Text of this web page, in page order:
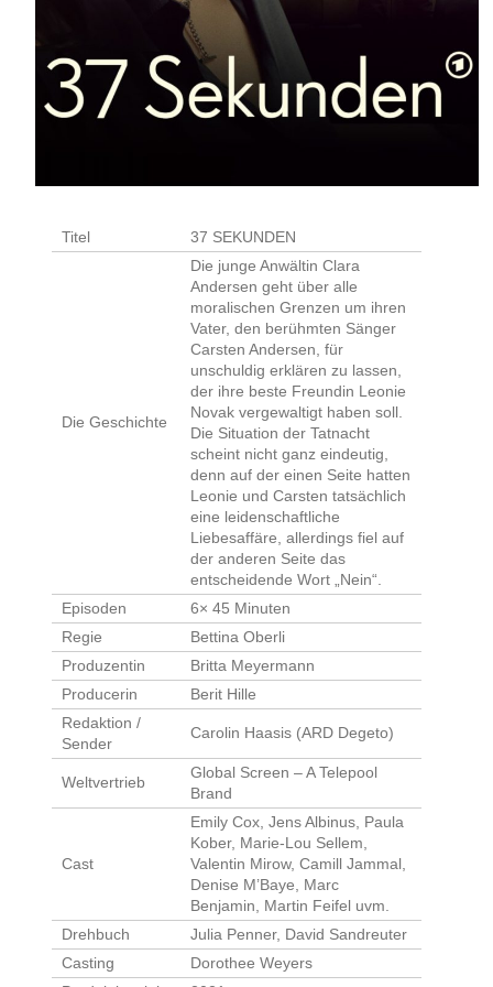
Titel 37 SEKUNDEN
Die Geschichte
Die junge Anwältin Clara
Andersen geht über alle
moralischen Grenzen um ihren
Vater, den berühmten Sänger
Carsten Andersen, für
unschuldig erklären zu lassen,
der ihre beste Freundin Leonie
Novak vergewaltigt haben soll.
Die Situation der Tatnacht
scheint nicht ganz eindeutig,
denn auf der einen Seite hatten
Leonie und Carsten tatsächlich
eine leidenschaftliche
Liebesaffäre, allerdings fiel auf
der anderen Seite das
entscheidende Wort „Nein“.
Episoden
6× 45 Minuten
Regie
Bettina Oberli
Produzentin
Britta Meyermann
Producerin
Berit Hille
Redaktion /
Sender
Carolin Haasis (ARD Degeto)
Weltvertrieb
Global Screen – A Telepool
Brand
Cast
Emily Cox, Jens Albinus, Paula
Kober, Marie-Lou Sellem,
Valentin Mirow, Camill Jammal,
Denise M’Baye, Marc
Benjamin, Martin Feifel uvm.
Drehbuch
Julia Penner, David Sandreuter
Casting
Dorothee Weyers